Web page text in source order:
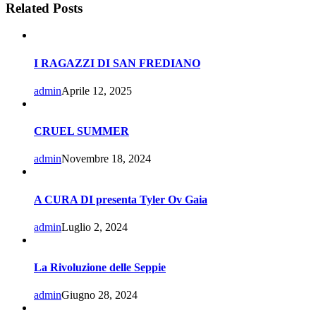
Related Posts
I RAGAZZI DI SAN FREDIANO
adminAprile 12, 2025
CRUEL SUMMER
adminNovembre 18, 2024
A CURA DI presenta Tyler Ov Gaia
adminLuglio 2, 2024
La Rivoluzione delle Seppie
adminGiugno 28, 2024